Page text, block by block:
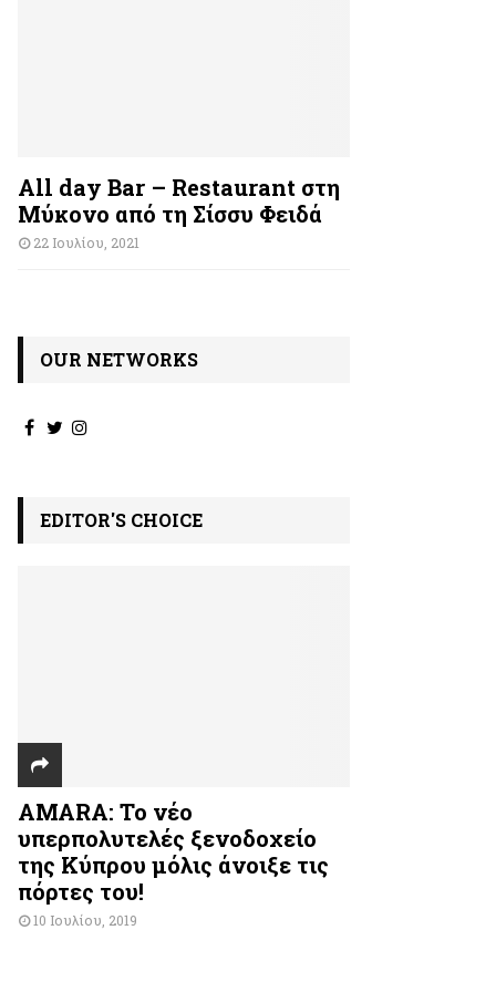
All day Bar – Restaurant στη
Μύκονο από τη Σίσσυ Φειδά
22 Ιουλίου, 2021
OUR NETWORKS
EDITOR'S CHOICE
AMARA: Το νέο
υπερπολυτελές ξενοδοχείο
της Κύπρου μόλις άνοιξε τις
πόρτες του!
10 Ιουλίου, 2019